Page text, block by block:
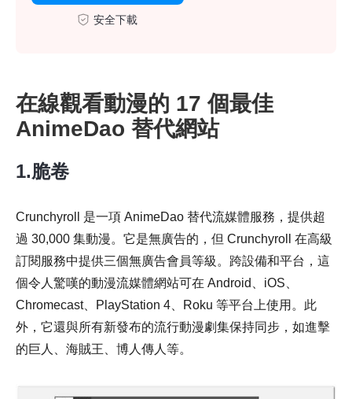
安全下載
在線觀看動漫的 17 個最佳
AnimeDao 替代網站
1.脆卷
Crunchyroll 是一項 AnimeDao 替代流媒體服務，提供超
過 30,000 集動漫。它是無廣告的，但 Crunchyroll 在高級
訂閱服務中提供三個無廣告會員等級。跨設備和平台，這
個令人驚嘆的動漫流媒體網站可在 Android、iOS、
Chromecast、PlayStation 4、Roku 等平台上使用。此
外，它還與所有新發布的流行動漫劇集保持同步，如進擊
的巨人、海賊王、博人傳人等。